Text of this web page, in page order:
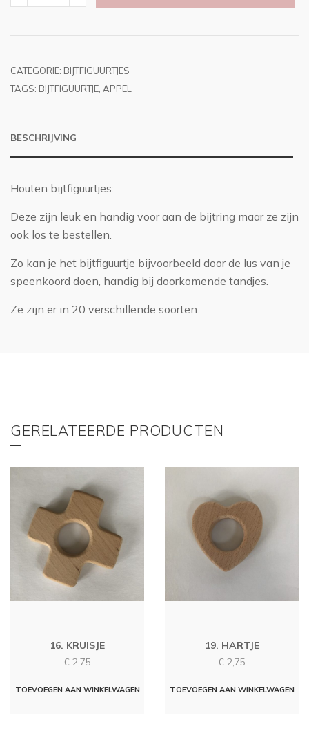
CATEGORIE: BIJTFIGUURTJES
TAGS: BIJTFIGUURTJE APPEL
BESCHRIJVING
Houten bijtfiguurtjes:
Deze zijn leuk en handig voor aan de bijtring maar ze zijn
ook los te bestellen.
Zo kan je het bijtfiguurtje bijvoorbeeld door de lus van je
speenkoord doen, handig bij doorkomende tandjes.
Ze zijn er in 20 verschillende soorten.
GERELATEERDE PRODUCTEN
16. KRUISJE
€ 2,75
TOEVOEGEN AAN WINKELWAGEN
19. HARTJE
€ 2,75
TOEVOEGEN AAN WINKELWAGEN